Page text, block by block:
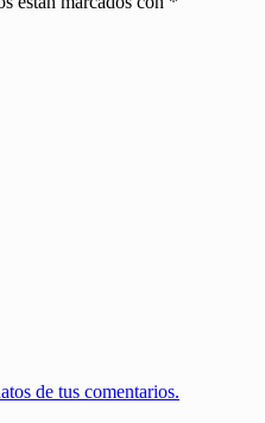
de tus comentarios.